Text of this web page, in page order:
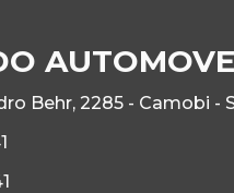
Behr, 2285 - Camobi -